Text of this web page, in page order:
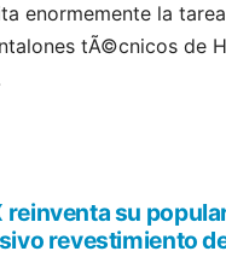
enormemente la
tÃ©cnicos de
reinventa su
revestimiento